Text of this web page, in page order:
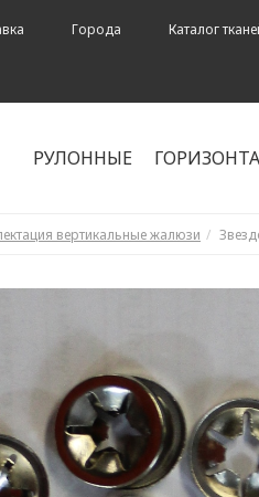
Города Каталог
РУЛОННЫЕ
вертикальные жалюзи